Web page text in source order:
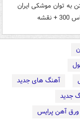
به توان موشکی ایران
آهنگ های جدید
جدید
آهن پرایس